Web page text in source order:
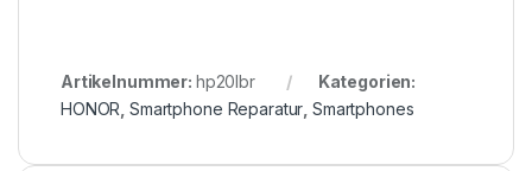
Artikelnummer: hp20lbr
Kategorien:
HONOR ,Smartphone Reparatur Smartphones